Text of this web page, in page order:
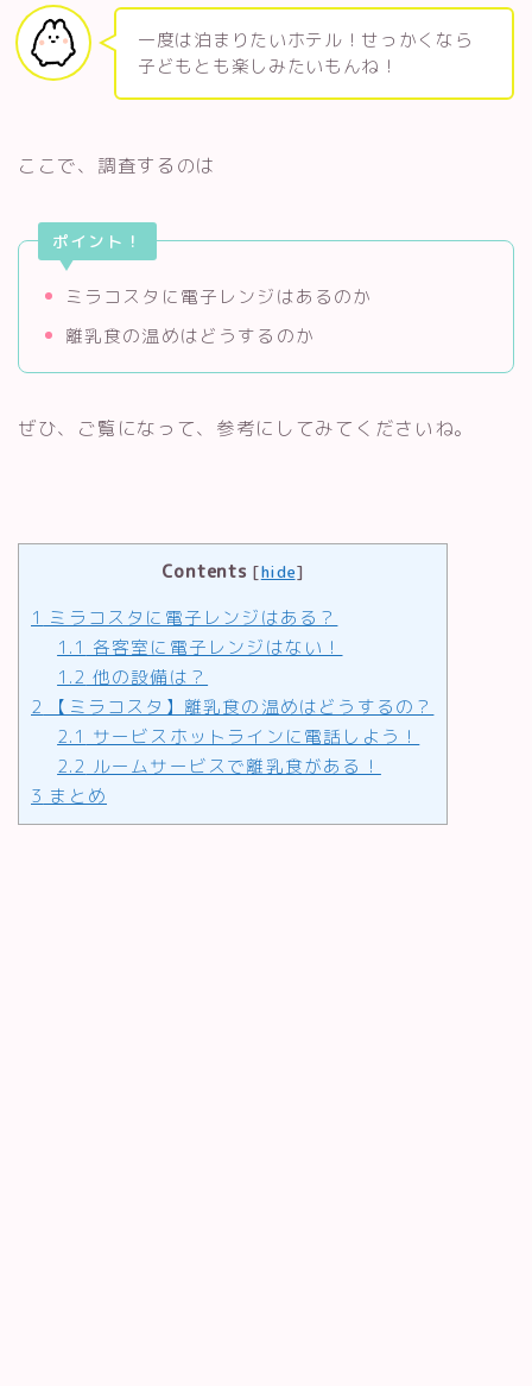
一度は泊まりたいホテル！せっかくなら
子どもとも楽しみたいもんね！
ここで、調査するのは
ポイント！
ミラコスタに電子レンジはあるのか
離乳食の温めはどうするのか
ぜひ、ご覧になって、参考にしてみてくださいね。
Contents [hide]
1 ミラコスタに電子レンジはある？
1.1 各客室に電子レンジはない！
1.2 他の設備は？
2
【ミラコスタ】離乳食の温めはどうするの？
2.1 サービスホットラインに電話しよう！
2.2 ルームサービスで離乳食がある！
3 まとめ